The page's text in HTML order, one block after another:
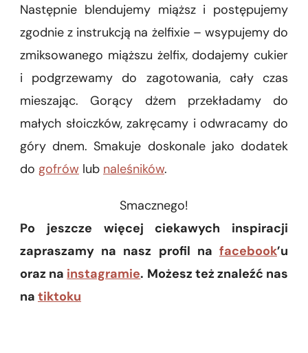
Następnie blendujemy miąższ i postępujemy
zgodnie z instrukcją na żelfixie – wsypujemy do
zmiksowanego miąższu żelfix, dodajemy cukier
i podgrzewamy do zagotowania, cały czas
mieszając. Gorący dżem przekładamy do
małych słoiczków, zakręcamy i odwracamy do
góry dnem. Smakuje doskonale jako dodatek
do gofrów lub naleśników.
Smacznego!
Po jeszcze więcej ciekawych inspiracji
zapraszamy na nasz profil na facebook’u
oraz na instagramie. Możesz też znaleźć nas
na tiktoku